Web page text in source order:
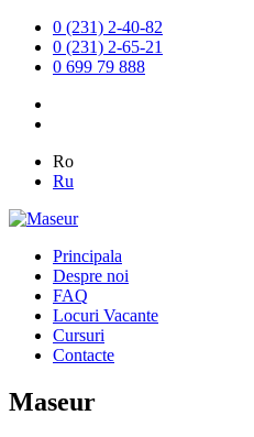
0 (231) 2-40-82
0 (231) 2-65-21
0 699 79 888
Ro
Ru
Principala
Despre noi
FAQ
Locuri Vacante
Cursuri
Contacte
Maseur